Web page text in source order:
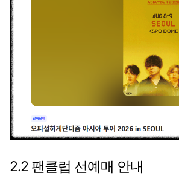
2.2 팬클럽 선예매 안내